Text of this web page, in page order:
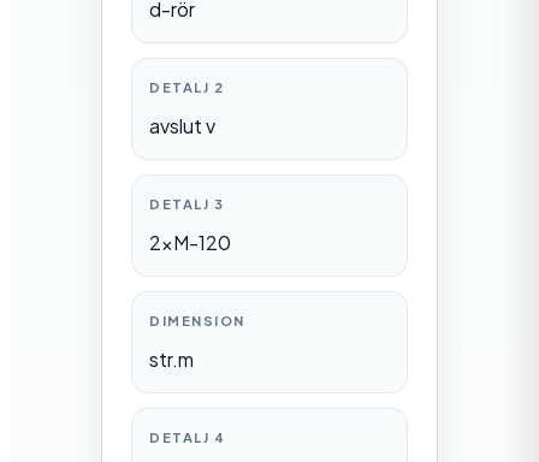
d-rör
DETALJ 2
avslut v
DETALJ 3
2xM-120
DIMENSION
str.m
DETALJ 4